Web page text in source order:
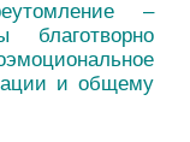
–
благотворно
и общему